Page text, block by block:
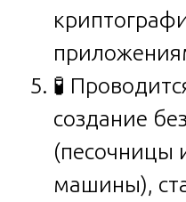
🧪
создание
(песочницы
машины),